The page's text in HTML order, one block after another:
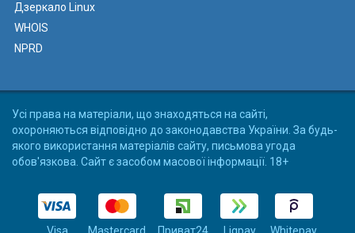
Дзеркало Linux
WHOIS
NPRD
Усі права на матеріали, що знаходяться на сайті,
охороняються відповідно до законодавства України. За будь-
якого використання матеріалів сайту, письмова угода
обов'язкова. Сайт є засобом масової інформації. 18+